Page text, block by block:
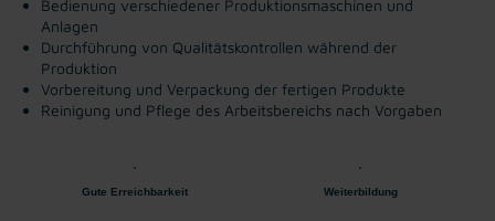
Bedienung verschiedener Produktionsmaschinen und
Anlagen
Durchführung von Qualitätskontrollen während der
Produktion
Vorbereitung und Verpackung der fertigen Produkte
Reinigung und Pflege des Arbeitsbereichs nach Vorgaben
Gute Erreichbarkeit Weiterbildung